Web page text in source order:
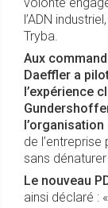
volonté
l’ADN
Tryba.
Aux
Daeffler a
l’expérience
de
sans
Le nouveau
ainsi déclaré : «